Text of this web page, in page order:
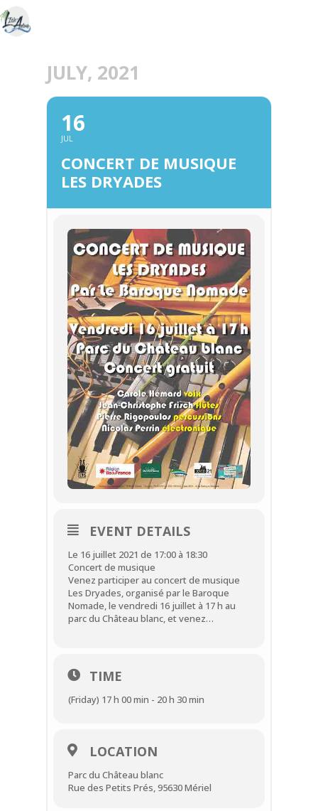
JULY, 2021
16
JUL
CONCERT DE MUSIQUE
LES DRYADES
EVENT DETAILS
Le 16 juillet 2021 de 17:00 à 18:30
Concert de musique
Venez participer au concert de musique
Les Dryades, organisé par le Baroque
Nomade, le vendredi 16 juillet à 17 h au
parc du Château blanc, et venez…
TIME
(Friday) 17 h 00 min - 20 h 30 min
LOCATION
Parc du Château blanc
Rue des Petits Prés, 95630 Mériel